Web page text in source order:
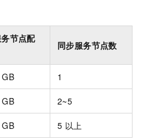
节点配
同步服务节点数
1
2~5
5 以上